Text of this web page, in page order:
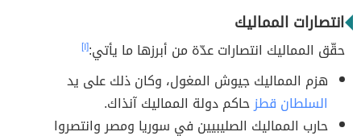
انتصارات المماليك
حقّق المماليك انتصارات عدّة من أبرزها ما يأتي:[١]
هزم المماليك جيوش المغول، وكان ذلك على يد
السلطان قطزحاكم دولة المماليك آنذاك.
حارب المماليك الصليبيين في سوريا ومصر وانتصروا